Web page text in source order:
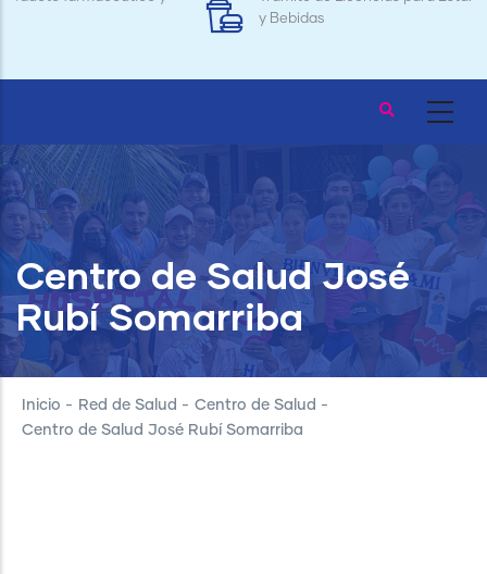
Centro de Salud José
Rubí Somarriba
Inicio - Red de Salud - Centro de Salud -
Centro de Salud José Rubí Somarriba